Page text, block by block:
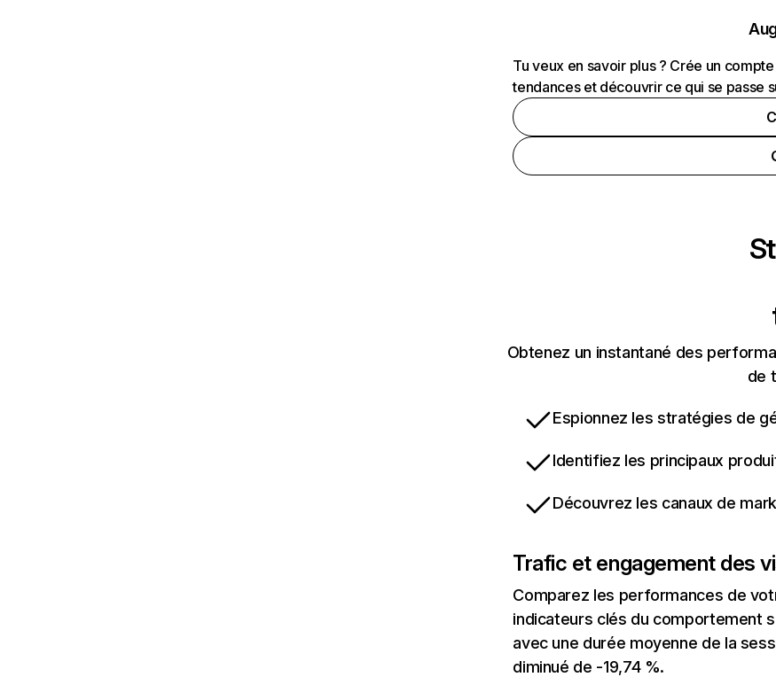
Tu veux en savoir plus ? Crée un
tendances et découvrir ce qui se passe
Obtenez un instantané des
de
Espionnez les stratégies de
Identifiez les principaux
Découvrez les canaux de
Trafic et engagement des
Comparez les performances de
indicateurs clés du comportement
avec une durée moyenne de la
diminué de -19,74 %.